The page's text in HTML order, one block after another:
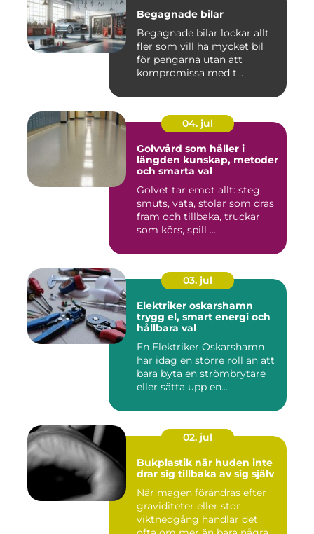
Begagnade bilar
Begagnade bilar lockar allt
fler som vill ha mycket bil
för pengarna utan att
kompromissa med t...
04. jul
Golvvård som håller i
längden kunskap, metoder
och smarta val
Golvet tar emot allt: steg,
smuts, väta, stolar som dras
fram och tillbaka, truckar
som körs, spill ...
03. jul
Elektriker oskarshamn
trygg el, smart energi och
hållbara val
En Elektriker Oskarshamn
har idag en större roll än att
bara byta en strömbrytare
eller sätta upp en...
02. jul
Bukplastik när huden inte
drar sig tillbaka av sig själv
När magen förändras efter
graviditeter eller stor
viktnedgång handlar det